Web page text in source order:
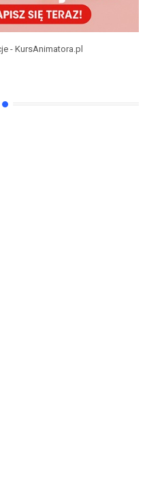
- KursAnimatora.pl